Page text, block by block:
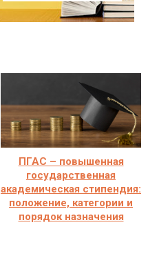
ПГАС – повышенная
государственная
академическая стипендия:
положение, категории и
порядок назначения